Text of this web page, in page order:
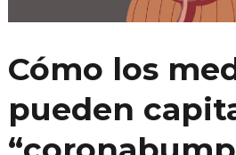
Cómo los
pueden